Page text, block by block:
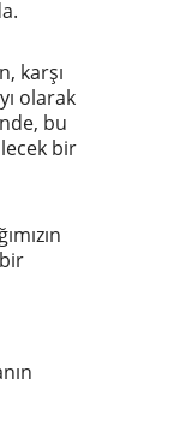
karşı
olarak
bu
bir